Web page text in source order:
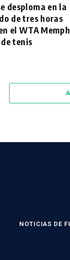
desploma en la
de tres horas
el WTA
tenis
NOTICIAS DE